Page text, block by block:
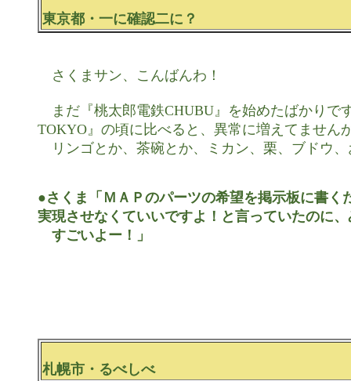
東京都・一に確認二に？
さくまサン、こんばんわ！
まだ『桃太郎電鉄CHUBU』を始めたばかりで
TOKYO』の頃に比べると、異常に増えてません
リンゴとか、茶碗とか、ミカン、栗、ブドウ
●さくま「ＭＡＰのパーツの希望を掲示板に書く
実現させなくていいですよ！と言っていたのに
すごいよー！」
札幌市・るべしべ